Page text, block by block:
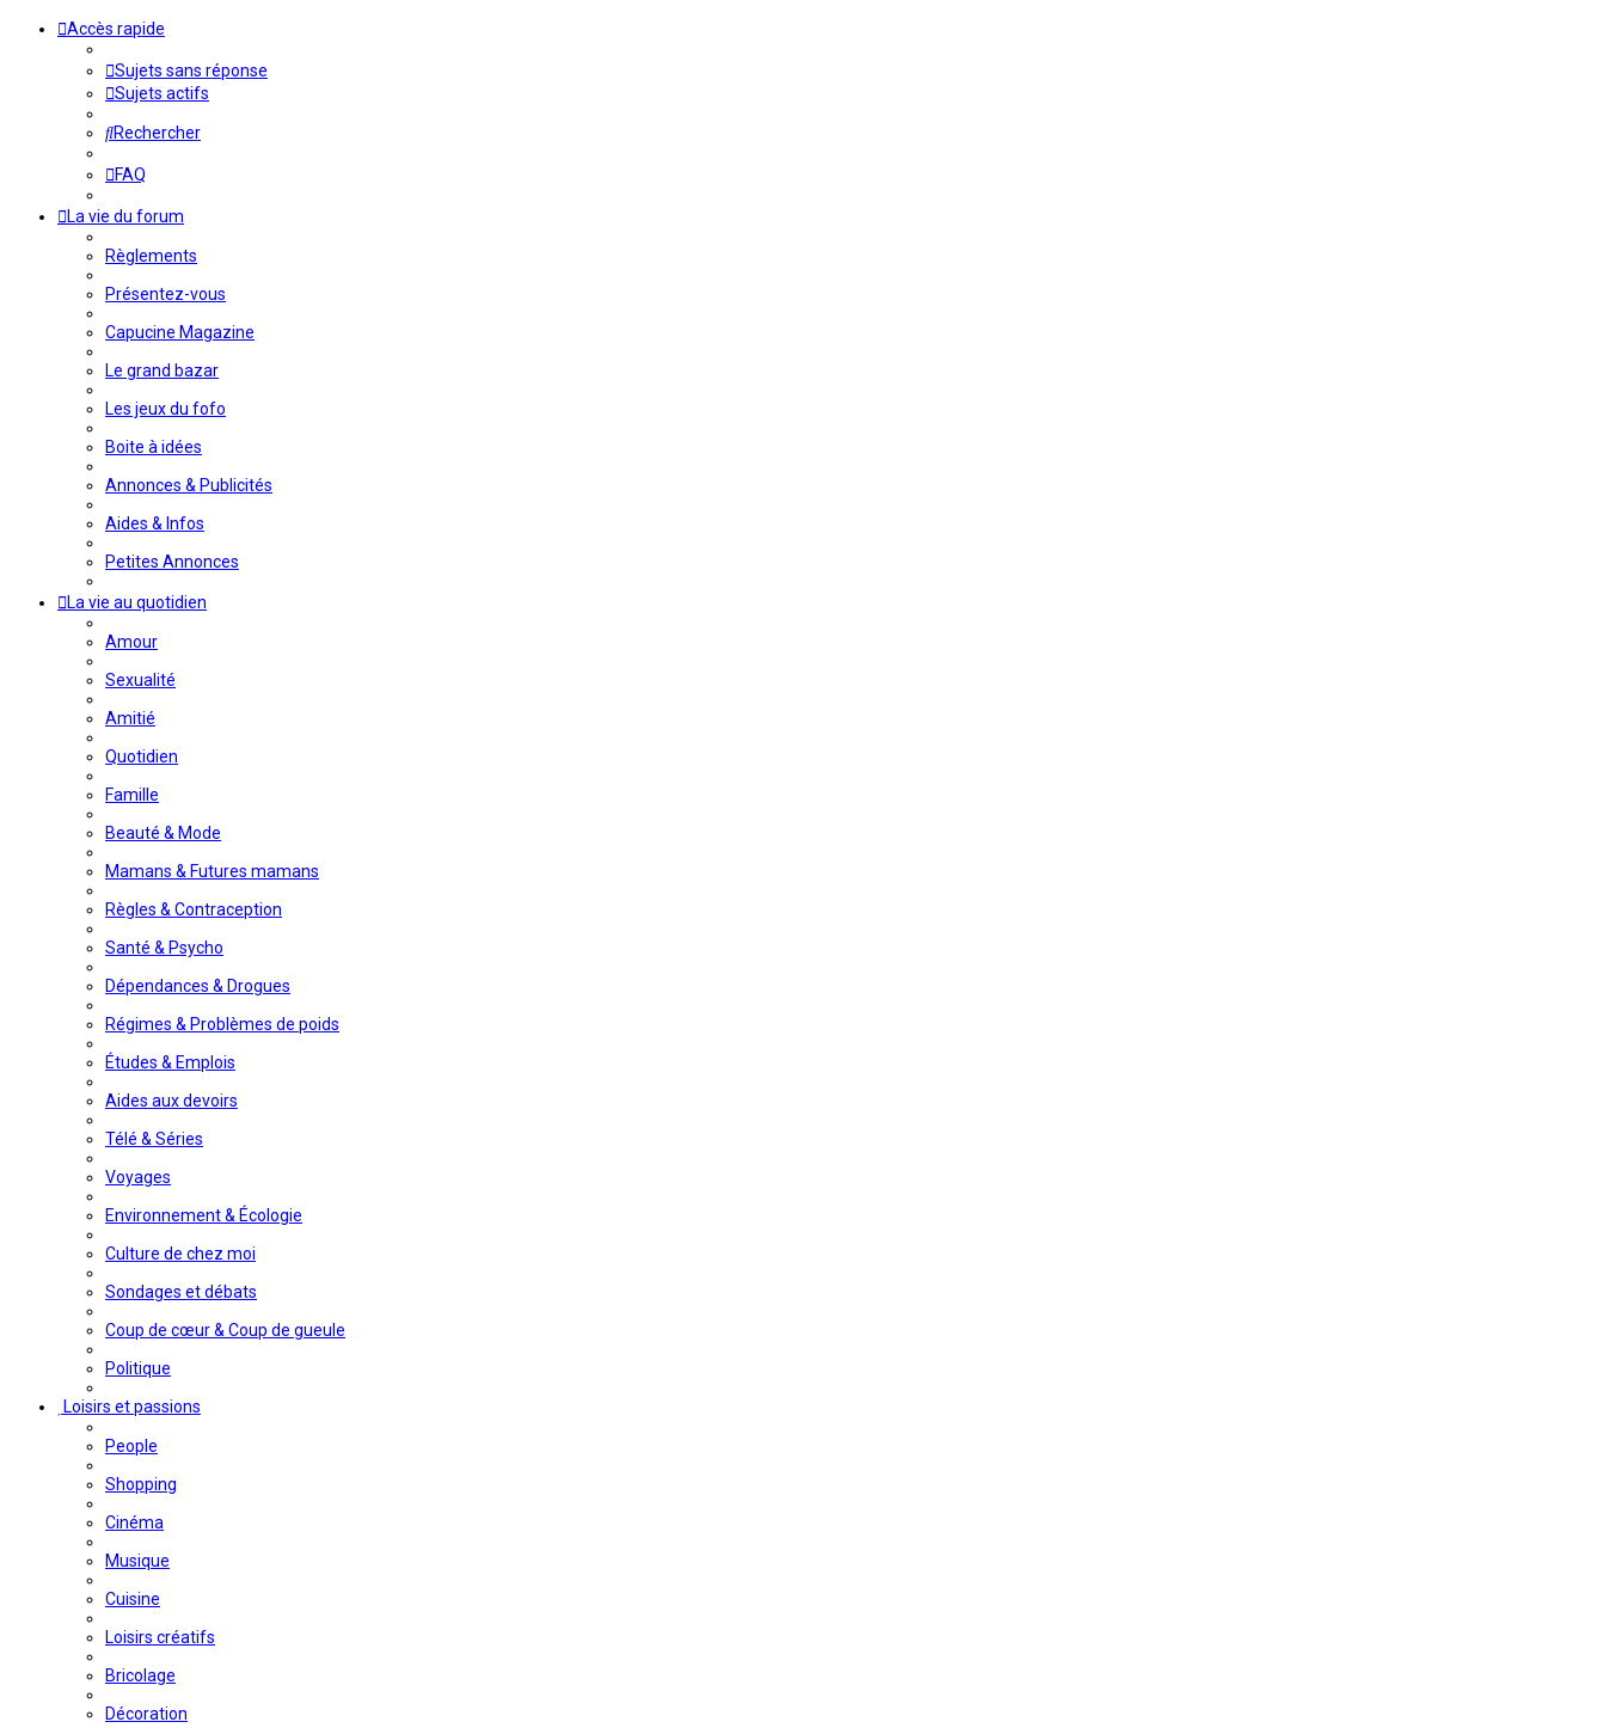
Accès rapide
Sujets sans réponse
Sujets actifs
Rechercher
FAQ
La vie du forum
Règlements
Présentez-vous
Capucine Magazine
Le grand bazar
Les jeux du fofo
Boite à idées
Annonces & Publicités
Aides & Infos
Petites Annonces
La vie au quotidien
Amour
Sexualité
Amitié
Quotidien
Famille
Beauté & Mode
Mamans & Futures mamans
Règles & Contraception
Santé & Psycho
Dépendances & Drogues
Régimes & Problèmes de poids
Études & Emplois
Aides aux devoirs
Télé & Séries
Voyages
Environnement & Écologie
Culture de chez moi
Sondages et débats
Coup de cœur & Coup de gueule
Politique
Loisirs et passions
People
Shopping
Cinéma
Musique
Cuisine
Loisirs créatifs
Bricolage
Décoration